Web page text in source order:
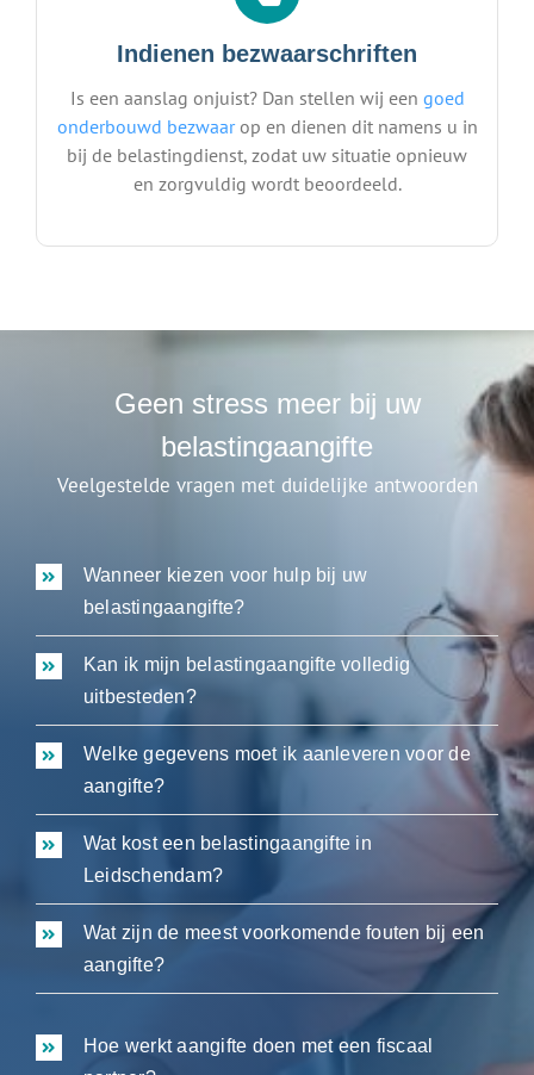
Indienen bezwaarschriften
Is een aanslag onjuist? Dan stellen wij een goed
onderbouwd bezwaarop en dienen dit namens u in
bij de belastingdienst, zodat uw situatie opnieuw
en zorgvuldig wordt beoordeeld.
Geen stress meer bij uw
belastingaangifte
Veelgestelde vragen met duidelijke antwoorden
Wanneer kiezen voor hulp bij uw
belastingaangifte?
Kan ik mijn belastingaangifte volledig
uitbesteden?
Welke gegevens moet ik aanleveren voor de
aangifte?
Wat kost een belastingaangifte in
Leidschendam?
Wat zijn de meest voorkomende fouten bij een
aangifte?
Hoe werkt aangifte doen met een fiscaal